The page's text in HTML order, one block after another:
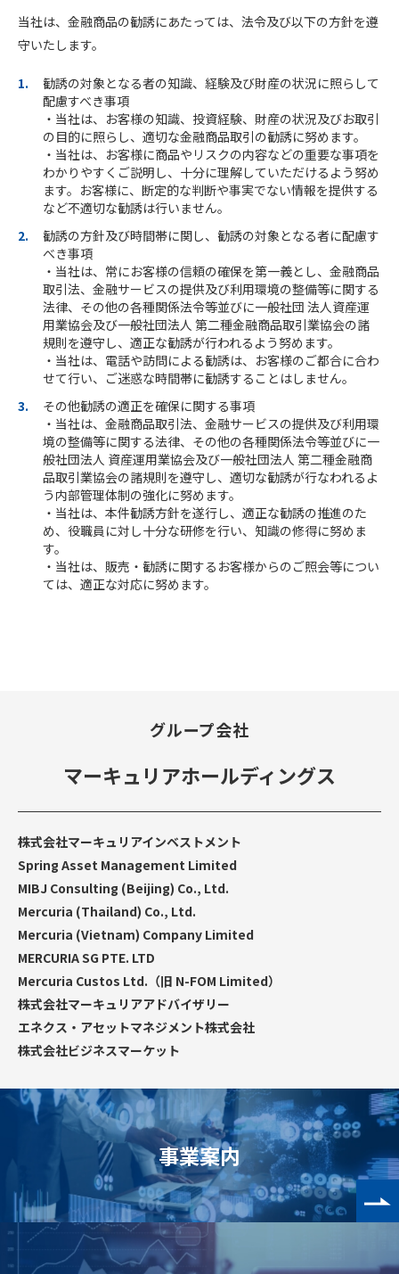
当社は、金融商品の勧誘にあたっては、法令及び以下の方針を遵
守いたします。
勧誘の対象となる者の知識、経験及び財産の状況に照らして
配慮すべき事項
・当社は、お客様の知識、投資経験、財産の状況及びお取引
の目的に照らし、 適切な金融商品取引の勧誘に努めます。
・当社は、お客様に商品やリスクの内容などの重要な事項を
わかりやすくご説明し、十分に理解していただけるよう努め
ます。お客様に、断定的な判断や事実でない情報を提供する
など不適切な勧誘は行いません。
勧誘の方針及び時間帯に関し、勧誘の対象となる者に配慮す
べき事項
・当社は、常にお客様の信頼の確保を第一義とし、金融商品
取引法、 金融サービスの提供及び利用環境の整備等に関する
法律、その他の各種関係法令等並びに一般社団 法人資産運
用業協会及び一般社団法人 第二種金融商品取引業協会の諸
規則を遵守し、適正な勧誘が行われるよう努めます。
・当社は、電話や訪問による勧誘は、お客様のご都合に合わ
せて行い、ご迷惑な時間帯に勧誘することはしません。
その他勧誘の適正を確保に関する事項
・当社は、金融商品取引法、 金融サービスの提供及び利用環
境の整備等に関する法律、その他の各種関係法令等並びに一
般社団法人 資産運用業協会及び一般社団法人 第二種金融商
品取引業協会の諸規則を遵守し、適切な勧誘が行なわれるよ
う内部管理体制の強化に努めます。
・当社は、本件勧誘方針を遂行し、適正な勧誘の推進のた
め、役職員に対し十分な研修を行い、知識の修得に努めま
す。
・当社は、販売・勧誘に関するお客様からのご照会等につい
ては、適正な対応に努めます。
グループ会社
マーキュリアホールディングス
株式会社マーキュリアインベストメント
Spring Asset Management Limited
MIBJ Consulting (Beijing) Co., Ltd.
Mercuria (Thailand) Co., Ltd.
Mercuria (Vietnam) Company Limited
MERCURIA SG PTE. LTD
Mercuria Custos Ltd.（旧 N-FOM Limited）
株式会社マーキュリアアドバイザリー
エネクス・アセットマネジメント株式会社
株式会社ビジネスマーケット
事業案内